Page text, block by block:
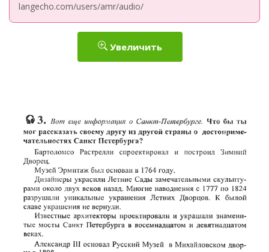
langecho.com/users/amr/audio/
Увеличить